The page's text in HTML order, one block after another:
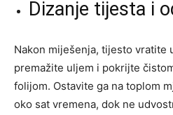
Dizanje tijesta i
Nakon miješenja, tijesto vratite
premažite uljem i pokrijte
folijom. Ostavite ga na toplom
oko sat vremena, dok ne